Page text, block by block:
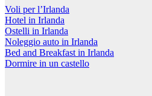
Voli per l’Irlanda
Hotel in Irlanda
Ostelli in Irlanda
Noleggio auto in Irlanda
Bed and Breakfast in Irlanda
Dormire in un castello